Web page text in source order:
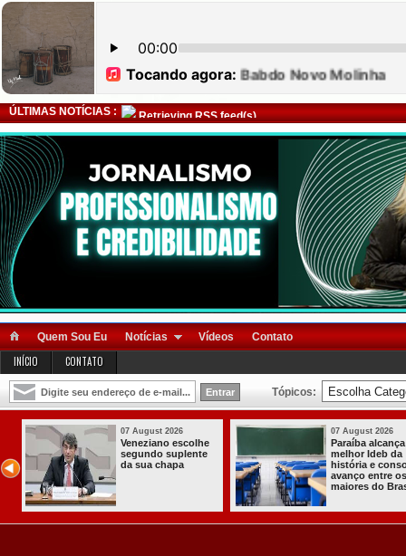
ÚLTIMAS NOTÍCIAS : Retrieving RSS feed(s)
Quem Sou Eu Notícias Vídeos Contato
INÍCIO CONTATO
Tópicos:
os
07 August 2026
Homem é preso
com armas,
munições e
radiocomunicadore
03 August
Itabaiana
a
Solidária